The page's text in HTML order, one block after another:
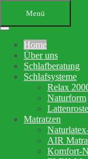
Menü
Home
Über uns
Schlafberatung
Schlafsysteme
Relax
Naturform
Lattenroste
Matratzen
AIR
Komfort-
Ihr